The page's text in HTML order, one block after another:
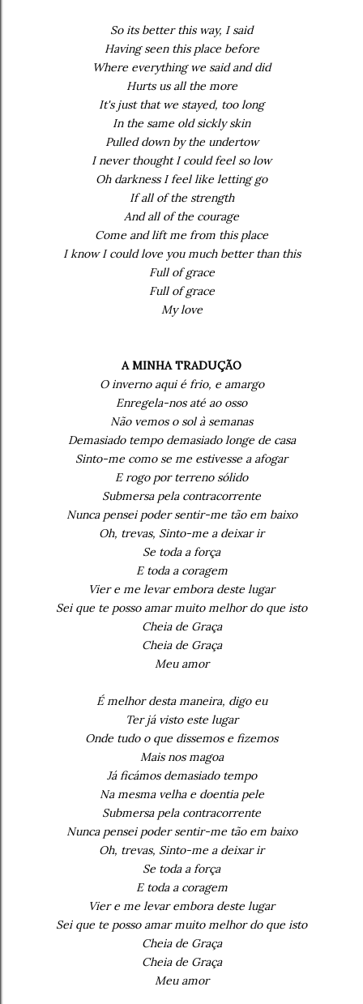
So its better this way, I said
Having seen this place before
Where everything we said and did
Hurts us all the more
It's just that we stayed, too long
In the same old sickly skin
Pulled down by the undertow
I never thought I could feel so low
Oh darkness I feel like letting go
If all of the strength
And all of the courage
Come and lift me from this place
I know I could love you much better than this
Full of grace
Full of grace
My love
A MINHA TRADUÇÃO
O inverno aqui é frio, e amargo
Enregela-nos até ao osso
Não vemos o sol à semanas
Demasiado tempo demasiado longe de casa
Sinto-me como se me estivesse a afogar
E rogo por terreno sólido
Submersa pela contracorrente
Nunca pensei poder sentir-me tão em baixo
Oh, trevas, Sinto-me a deixar ir
Se toda a força
E toda a coragem
Vier e me levar embora deste lugar
Sei que te posso amar muito melhor do que isto
Cheia de Graça
Cheia de Graça
Meu amor
É melhor desta maneira, digo eu
Ter já visto este lugar
Onde tudo o que dissemos e fizemos
Mais nos magoa
Já ficámos demasiado tempo
Na mesma velha e doentia pele
Submersa pela contracorrente
Nunca pensei poder sentir-me tão em baixo
Oh, trevas, Sinto-me a deixar ir
Se toda a força
E toda a coragem
Vier e me levar embora deste lugar
Sei que te posso amar muito melhor do que isto
Cheia de Graça
Cheia de Graça
Meu amor